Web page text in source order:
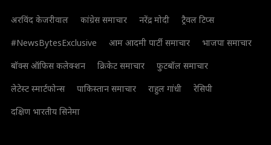
अरविंद केजरीवाल कांग्रेस समाचार नरेंद्र मोदी
ट्रैवल टिप्स
#NewsBytesExclusive
आम आदमी पार्टी समाचार
भाजपा समाचार
बॉक्स ऑफिस कलेक्शन
क्रिकेट समाचार
फुटबॉल समाचार
लेटेस्ट स्मार्टफोन्स
पाकिस्तान समाचार राहुल गांधी
रेसिपी
दक्षिण भारतीय सिनेमा